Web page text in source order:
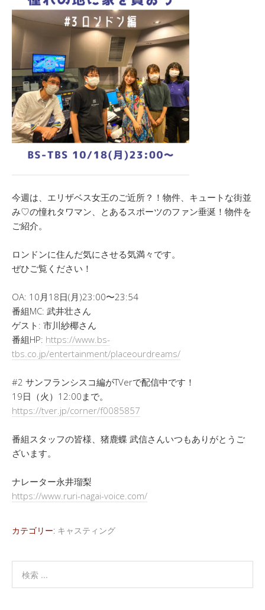
今週は、エリザベス女王のご近所？！物件、キュートな街並
み♡の憧れタワマン、とあるスポーツのファン垂涎！物件を
ご紹介。
ロンドンに住んだ気にさせる気満々です。
ぜひご覧ください！
OA: 10月18日(月)23:00〜23:54
番組MC: 武井壮さん
ゲスト: 市川紗椰さん
番組HP: https://www.bs-
tbs.co.jp/entertainment/placeourdreams/
#2 サンフランシスコ編がTVerで配信中です！
19日（火）12:00まで。
https://tver.jp/corner/f0085857
番組スタッフの皆様、猪鹿蝶 武信さんいつもありがとうご
ざいます。
ナレーター永井瑠梨
https://www.ruri-nagai-voice.com/
カテゴリー: キャスティング